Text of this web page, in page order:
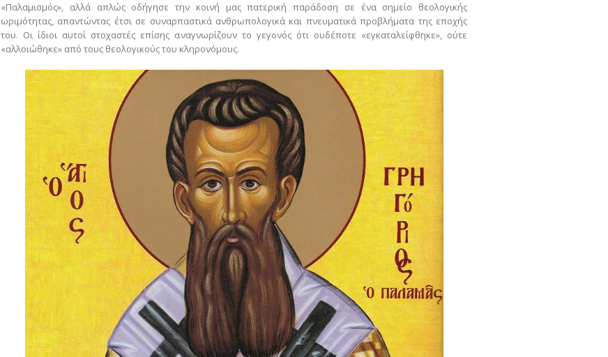
«Παλαμισμός», αλλά απλώς οδήγησε την κοινή μας πατερική παράδοση σε ένα σημείο θεολογικής
ωριμότητας, απαντώντας έτσι σε συναρπαστικά ανθρωπολογικά και πνευματικά προβλήματα της εποχής
του. Οι ίδιοι αυτοί στοχαστές επίσης αναγνωρίζουν το γεγονός ότι ουδέποτε «εγκαταλείφθηκε», ούτε
«αλλοιώθηκε» από τους θεολογικούς του κληρονόμους.